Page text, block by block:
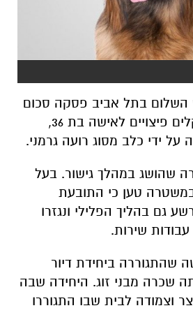
בתל אביב פסקה סכום
של מאות אלפי שקלים פיצויים לאישה בת 36,
ידי כלב מסוג רועה גרמני.
שהושג במהלך גישור. בעל
טען כי התובעת
גם בהליך הפלילי ונגזרו
שירות.
שהתגוררה ביחידת דיור
שכרה מבני זוג. היחידה שבה
וצמודה לבית שבו התגוררו